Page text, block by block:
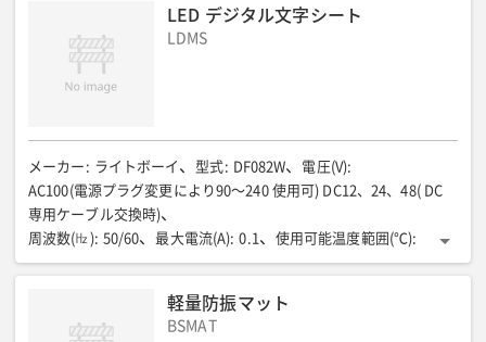
LED デジタル文字シート
LDMS
メーカー : ライトボーイ 型式: DF082W 電圧(V):
AC100(電源プラグ変更により90〜240 使用可) DC12、24、48( DC
専用ケーブル交換時)
周波数(㎐): 50/60 最大電流(A): 0.1 使用可能温度範囲(℃):
-10〜40
標示ランプ/種類: LED 標示ランプ/標示色: 白
835 シート/寸法/高さ(mm)
シート/コンソールユニット/奥行(mm)
軽量防振マット
BSMAT